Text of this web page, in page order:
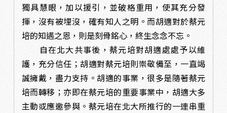
獨具慧眼，加以援引，並破格重用，使其充分發
揮，沒有被埋沒，確有知人之明。而胡適對於蔡元
培的知遇之恩，則是刻骨銘心，終生念念不忘。
自在北大共事後，蔡元培對胡適處處予以維
護，充分信任；胡適對蔡元培則崇敬備至，一直竭
誠擁戴，盡力支持。胡適的事業，很多是隨著蔡元
培而轉移；亦即在蔡元培的重要事業中，胡適大多
主動或應邀參與。蔡元培在北大所推行的一連串重